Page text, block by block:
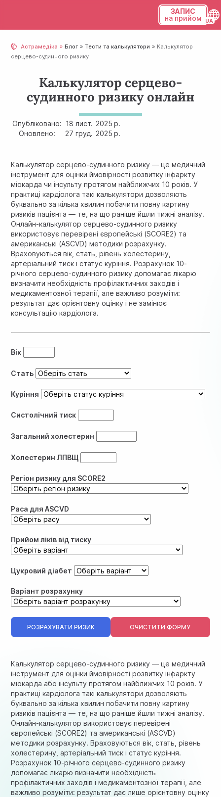
ЗАПИС
на прийом
Астрамедіка Блог Тести та калькулятори
Калькулятор
серцево-судинного ризику
Калькулятор серцево-
судинного ризику онлайн
Опубліковано: 18 лист. 2025 р.
Оновлено:
27 груд. 2025 р.
Калькулятор серцево-судинного ризику — це медичний
інструмент для оцінки ймовірності розвитку інфаркту
міокарда чи інсульту протягом найближчих 10 років. У
практиці кардіолога такі калькулятори дозволяють
буквально за кілька хвилин побачити повну картину
ризиків пацієнта — те, на що раніше йшли тижні аналізу.
Онлайн-калькулятор серцево-судинного ризику
використовує перевірені європейські (SCORE2) та
американські (ASCVD) методики розрахунку.
Враховуються вік, стать, рівень холестерину,
артеріальний тиск і статус куріння. Розрахунок 10-
річного серцево-судинного ризику допомагає лікарю
визначити необхідність профілактичних заходів і
медикаментозної терапії, але важливо розуміти:
результат дає орієнтовну оцінку і не замінює
консультацію кардіолога.
Вік
Стать
Куріння
Систолічний тиск
Загальний холестерин
Холестерин ЛПВЩ
Регіон ризику для SCORE2
Раса для ASCVD
Прийом ліків від тиску
Цукровий діабет
Варіант розрахунку
РОЗРАХУВАТИ РИЗИК ОЧИСТИТИ ФОРМУ
Калькулятор серцево-судинного ризику — це медичний
інструмент для оцінки ймовірності розвитку інфаркту
міокарда або інсульту протягом найближчих 10 років. У
практиці кардіолога такі калькулятори дозволяють
буквально за кілька хвилин побачити повну картину
ризиків пацієнта — те, на що раніше йшли тижні аналізу.
Онлайн-калькулятор використовує перевірені
європейські (SCORE2) та американські (ASCVD)
методики розрахунку. Враховуються вік, стать, рівень
холестерину, артеріальний тиск і статус куріння.
Розрахунок 10-річного серцево-судинного ризику
допомагає лікарю визначити необхідність
профілактичних заходів і медикаментозної терапії, але
важливо розуміти: результат дає лише орієнтовну оцінку